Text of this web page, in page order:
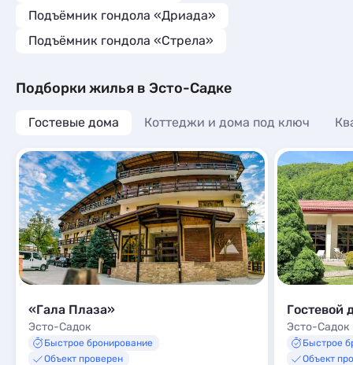
Подъёмник гондола «Дриада»
Подъёмник гондола «Стрела»
Подборки жилья в Эсто-Садке
Гостевые дома Коттеджи и дома под ключ
«Гала Плаза»
Эсто-Садок
Быстрое бронирование
Объект проверен
Гостевой
Эсто-Садок
Быстрое
Объект